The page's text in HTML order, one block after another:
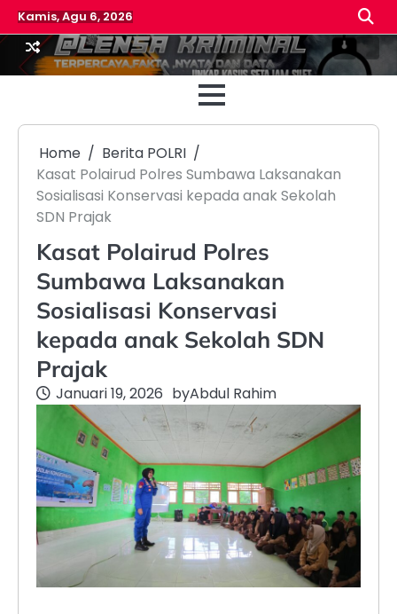
Skip
to
content
Kamis, Agu 6, 2026
Beranda
Home
Berita POLRI
Kasat Polairud Polres Sumbawa Laksanakan
Sosialisasi Konservasi kepada anak Sekolah
SDN Prajak
Kasat Polairud Polres
Sumbawa Laksanakan
Sosialisasi Konservasi
kepada anak Sekolah SDN
Prajak
Januari 19, 2026 byAbdul Rahim